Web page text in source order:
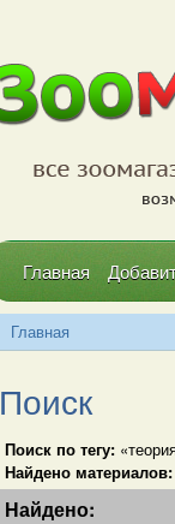
Главная
Главная
Поиск
Поиск по тегу:
Найдено материалов:
Найдено: